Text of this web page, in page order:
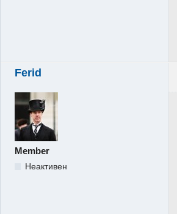
Ferid
Member
Неактивен